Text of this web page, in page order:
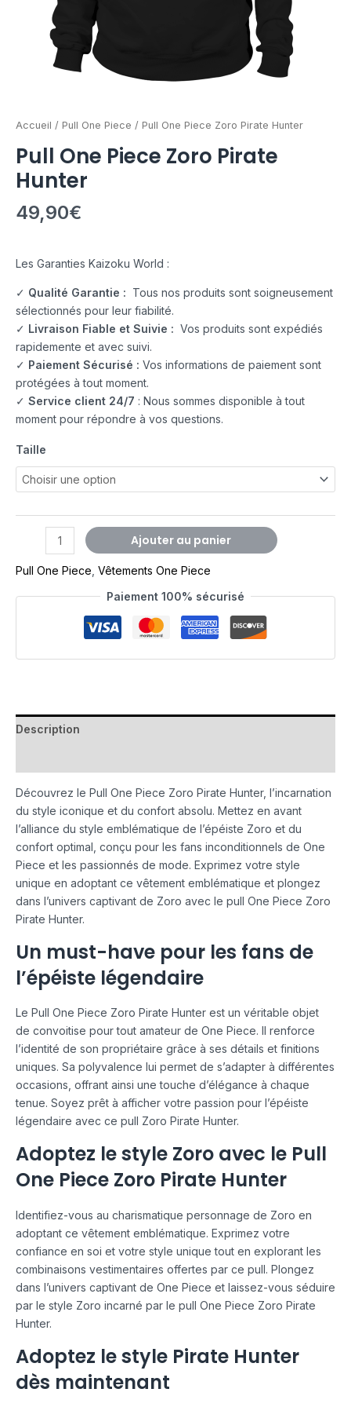
Accueil / Pull One Piece / Pull One Piece Zoro Pirate Hunter
Pull One Piece Zoro Pirate
Hunter
49,90€
Les Garanties Kaizoku World :
✓ Qualité Garantie : Tous nos produits sont soigneusement
sélectionnés pour leur fiabilité.
✓ Livraison Fiable et Suivie : Vos produits sont expédiés
rapidemente et avec suivi.
✓ Paiement Sécurisé : Vos informations de paiement sont
protégées à tout moment.
✓ Service client 24/7 : Nous sommes disponible à tout
moment pour répondre à vos questions.
Taille
Ajouter au panier
Pull One Piece Vêtements One Piece
Paiement 100% sécurisé
Description
Découvrez le Pull One Piece Zoro Pirate Hunter, l’incarnation
du style iconique et du confort absolu. Mettez en avant
l’alliance du style emblématique de l’épéiste Zoro et du
confort optimal, conçu pour les fans inconditionnels de One
Piece et les passionnés de mode. Exprimez votre style
unique en adoptant ce vêtement emblématique et plongez
dans l’univers captivant de Zoro avec le pull One Piece Zoro
Pirate Hunter.
Un must-have pour les fans de
l’épéiste légendaire
Le Pull One Piece Zoro Pirate Hunter est un véritable objet
de convoitise pour tout amateur de One Piece. Il renforce
l’identité de son propriétaire grâce à ses détails et finitions
uniques. Sa polyvalence lui permet de s’adapter à différentes
occasions, offrant ainsi une touche d’élégance à chaque
tenue. Soyez prêt à afficher votre passion pour l’épéiste
légendaire avec ce pull Zoro Pirate Hunter.
Adoptez le style Zoro avec le Pull
One Piece Zoro Pirate Hunter
Identifiez-vous au charismatique personnage de Zoro en
adoptant ce vêtement emblématique. Exprimez votre
confiance en soi et votre style unique tout en explorant les
combinaisons vestimentaires offertes par ce pull. Plongez
dans l’univers captivant de One Piece et laissez-vous séduire
par le style Zoro incarné par le pull One Piece Zoro Pirate
Hunter.
Adoptez le style Pirate Hunter
dès maintenant